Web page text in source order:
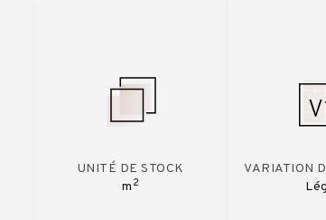
UNITÉ DE STOCK
m 2
VARIATION